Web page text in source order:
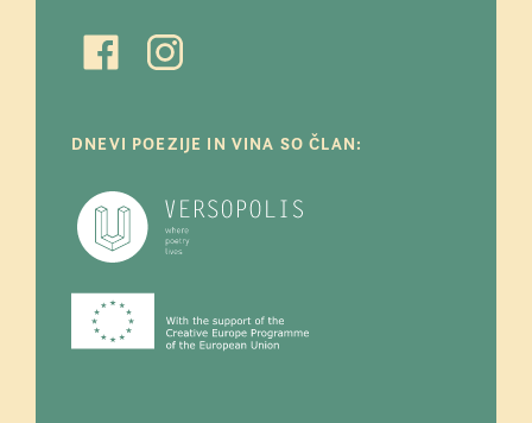
DNEVI POEZIJE IN VINA SO ČLAN: